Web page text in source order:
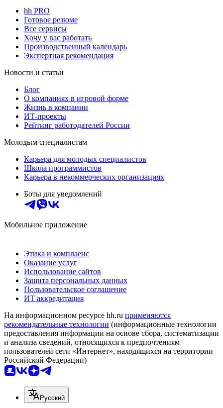
hh PRO
Готовое резюме
Все сервисы
Хочу у вас работать
Производственный календарь
Экспертная рекомендация
Новости и статьи
Блог
О компаниях в игровой форме
Жизнь в компании
ИТ-проекты
Рейтинг работодателей России
Молодым специалистам
Карьера для молодых специалистов
Школа программистов
Карьера в некоммерческих организациях
Боты для уведомлений
Мобильное приложение
Этика и комплаенс
Оказание услуг
Использование сайтов
Защита персональных данных
Пользовательское соглашение
ИТ аккредитация
На информационном ресурсе hh.ru применяются
рекомендательные технологии (информационные технологии
предоставления информации на основе сбора, систематизации
и анализа сведений, относящихся к предпочтениям
пользователей сети «Интернет», находящихся на территории
Российской Федерации)
Русский